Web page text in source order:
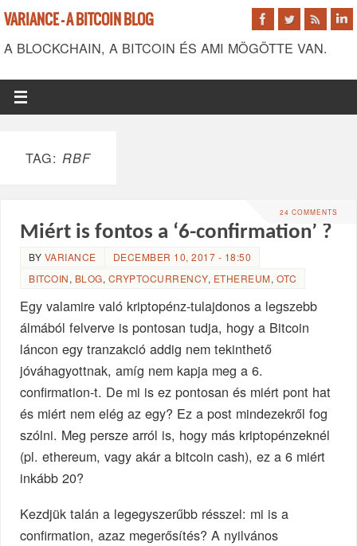
VARIANCE - A BITCOIN BLOG
A BLOCKCHAIN, A BITCOIN ÉS AMI MÖGÖTTE VAN.
TAG: RBF
24 COMMENTS
Miért is fontos a ‘6-confirmation’ ?
BY VARIANCE
DECEMBER 10, 2017 - 18:50
BITCOIN, BLOG, CRYPTOCURRENCY, ETHEREUM, OTC
Egy valamire való kriptopénz-tulajdonos a legszebb
álmából felverve is pontosan tudja, hogy a Bitcoin
láncon egy tranzakció addig nem tekinthető
jóváhagyottnak, amíg nem kapja meg a 6.
confirmation-t. De mi is ez pontosan és miért pont hat
és miért nem elég az egy? Ez a post mindezekről fog
szólni. Meg persze arról is, hogy más kriptopénzeknél
(pl. ethereum, vagy akár a bitcoin cash), ez a 6 miért
inkább 20?
Kezdjük talán a legegyszerűbb résszel: mi is a
confirmation, azaz megerősítés? A nyilvános